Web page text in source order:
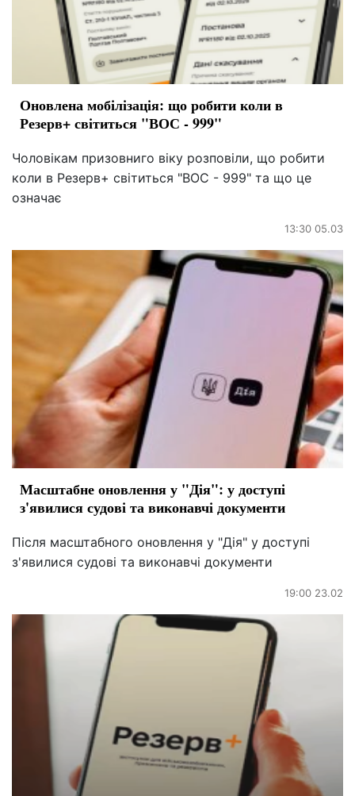
Оновлена мобілізація: що робити коли в
Резерв+ світиться "ВОС - 999"
Чоловікам призовниго віку розповіли, що робити
коли в Резерв+ світиться "ВОС - 999" та що це
означає
13:30 05.03
Масштабне оновлення у "Дія": у доступі
з'явилися судові та виконавчі документи
Після масштабного оновлення у "Дія" у доступі
з'явилися судові та виконавчі документи
19:00 23.02